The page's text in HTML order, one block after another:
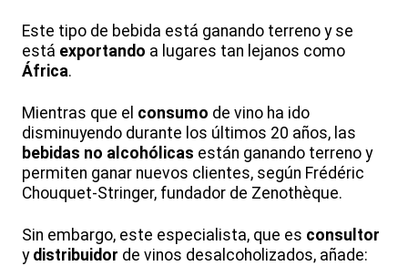
Este tipo de bebida está ganando terreno y se
está exportando a lugares tan lejanos como
África.
Mientras que el consumo de vino ha ido
disminuyendo durante los últimos 20 años, las
bebidas no alcohólicas están ganando terreno y
permiten ganar nuevos clientes, según Frédéric
Chouquet-Stringer, fundador de Zenothèque.
Sin embargo, este especialista, que es consultor
y distribuidor de vinos desalcoholizados, añade: